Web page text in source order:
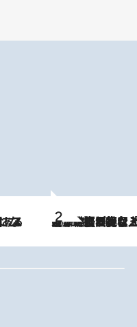
2026.8.5
【なぜ吉沢亮は「気配を消せる」のか？】興行収入208億の『国宝』を経て挑むミュージカル『ディア・エヴァン・ハンセン』。トップ俳優が舞台上でさらけ出した“孤独”とは